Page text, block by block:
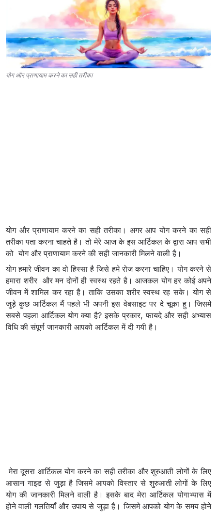
योग और प्राणायाम करने का सही तरीका
योग और प्राणायाम करने का सही तरीका। अगर आप योग करने का सही
तरीका पता करना चाहते है। तो मेरे आज के इस आर्टिकल के द्वारा आप सभी
को योग और प्राणायाम करने की सही जानकारी मिलने वाली है।
योग हमारे जीवन का वो हिस्सा है जिसे हमे रोज करना चाहिए। योग करने से
हमारा शरीर और मन दोनों ही स्वस्थ रहते है। आजकल योग हर कोई अपने
जीवन में शामिल कर रहा है। ताकि उसका शरीर स्वस्थ रह सके। योग से
जुड़े कुछ आर्टिकल मैं पहले भी अपनी इस वेबसाइट पर दे चूका हु। जिसमे
सबसे पहला आर्टिकल योग क्या है? इसके प्रकार, फायदे और सही अभ्यास
विधि की संपूर्ण जानकारी आपको आर्टिकल में दी गयी है।
मेरा दूसरा आर्टिकल योग करने का सही तरीका और शुरुआती लोगों के लिए
आसान गाइड से जुड़ा है जिसमे आपको विस्तार से शुरुआती लोगों के लिए
योग की जानकारी मिलने वाली है। इसके बाद मेरा आर्टिकल योगाभ्यास में
होने वाली गलतियाँ और उपाय से जुड़ा है। जिसमे आपको योग के समय होने